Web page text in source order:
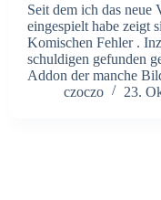
Seit dem ich das neue
eingespielt habe zeigt
Komischen Fehler .
schuldigen gefunden
Addon der manche
czoczo
23.